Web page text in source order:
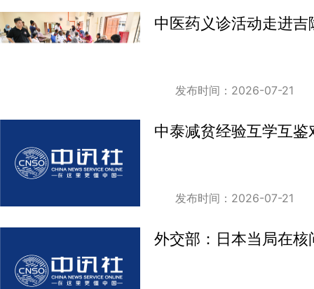
中医药义诊活动走进
发布时间：2026-07-21
中泰减贫经验互学互
发布时间：2026-07-21
外交部：日本当局在